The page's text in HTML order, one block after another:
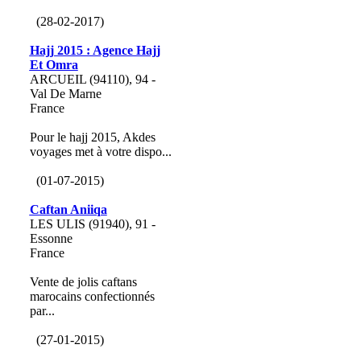
(28-02-2017)
Hajj 2015 : Agence Hajj
Et Omra
ARCUEIL (94110), 94 -
Val De Marne
France
Pour le hajj 2015, Akdes
voyages met à votre dispo...
(01-07-2015)
Caftan Aniiqa
LES ULIS (91940), 91 -
Essonne
France
Vente de jolis caftans
marocains confectionnés
par...
(27-01-2015)